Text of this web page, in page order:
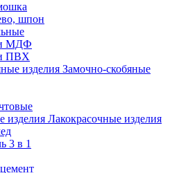
шпон
МДФ
ПВХ
Замочно-скобяные
Лакокрасочные изделия
3 в 1